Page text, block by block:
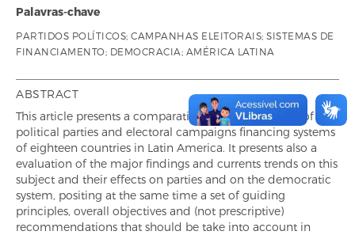
Palavras-chave
PARTIDOS POLÍTICOS; CAMPANHAS ELEITORAIS; SISTEMAS DE
FINANCIAMENTO; DEMOCRACIA; AMÉRICA LATINA
ABSTRACT
This article presents a comparative regional overview of
political parties and electoral campaigns financing systems
of eighteen countries in Latin America. It presents also a
evaluation of the major findings and currents trends on this
subject and their effects on parties and on the democratic
system, positing at the same time a set of guiding
principles, overall objectives and (not prescriptive)
recommendations that should be take into account in